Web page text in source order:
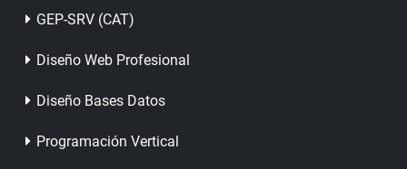
GEP-SRV (CAT)
Diseño Web Profesional
Diseño Bases Datos
Programación Vertical